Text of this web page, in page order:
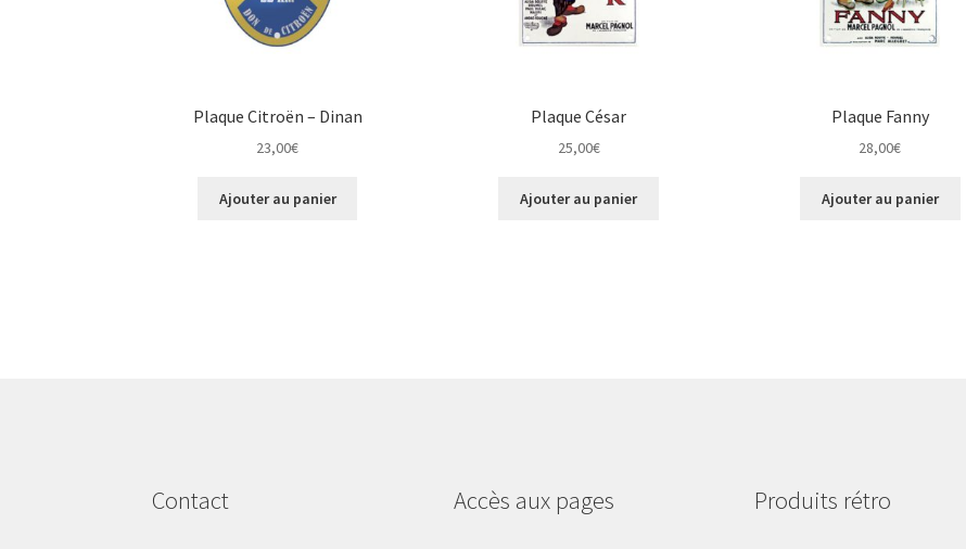
Plaque Citroën – Dinan
23,00€
Ajouter au panier
Plaque César
25,00€
Ajouter au panier
Plaque Fanny
28,00€
Ajouter au panier
Contact Accès aux pages Produits rétro